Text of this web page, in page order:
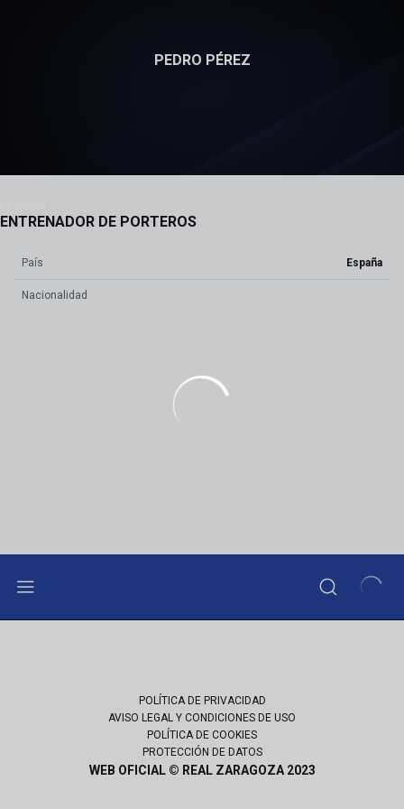
PEDRO PÉREZ
ENTRENADOR DE PORTEROS
País España
Nacionalidad
POLÍTICA DE PRIVACIDAD
AVISO LEGAL Y CONDICIONES DE USO
POLÍTICA DE COOKIES
PROTECCIÓN DE DATOS
WEB OFICIAL © REAL ZARAGOZA 2023